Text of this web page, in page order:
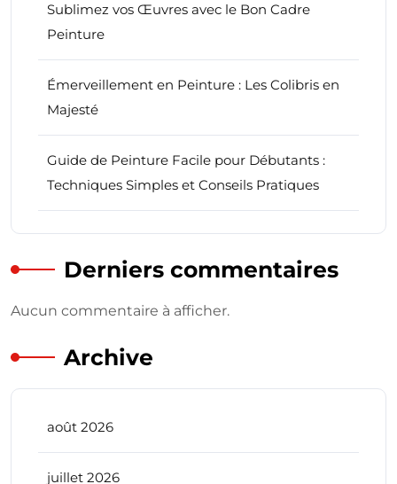
Sublimez vos Œuvres avec le Bon Cadre
Peinture
Émerveillement en Peinture : Les Colibris en
Majesté
Guide de Peinture Facile pour Débutants :
Techniques Simples et Conseils Pratiques
Derniers commentaires
Aucun commentaire à afficher.
Archive
août 2026
juillet 2026